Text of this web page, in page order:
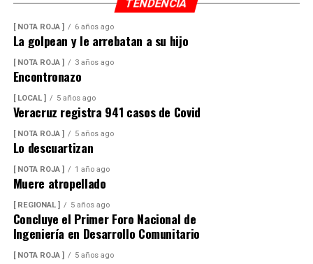
TENDENCIA
[ NOTA ROJA ] 6 años ago
La golpean y le arrebatan a su hijo
[ NOTA ROJA ] 3 años ago
Encontronazo
[ LOCAL ] 5 años ago
Veracruz registra 941 casos de Covid
[ NOTA ROJA ] 5 años ago
Lo descuartizan
[ NOTA ROJA ] 1 año ago
Muere atropellado
[ REGIONAL ] 5 años ago
Concluye el Primer Foro Nacional de
Ingeniería en Desarrollo Comunitario
[ NOTA ROJA ] 5 años ago